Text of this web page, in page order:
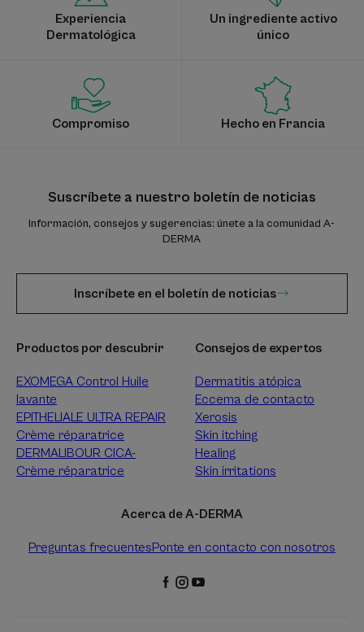
Recibir nuestro boletín de
comunidad A-DERMA
Experiencia
Dermatológica
Un ingrediente activo
único
Compromiso Hecho en Francia
Suscríbete a nuestro boletín de noticias
Información, consejos y sugerencias: únete a la comunidad A-
DERMA
Inscríbete en el boletín de noticias
Productos por descubrir
EXOMEGA Control Huile
lavante
EPITHELIALE ULTRA REPAIR
Crème réparatrice
DERMALIBOUR CICA-
Crème réparatrice
Consejos de expertos
Dermatitis atópica
Eccema de contacto
Xerosis
Skin itching
Healing
Skin irritations
Acerca de A-DERMA
Preguntas frecuentesPonte en contacto con nosotros